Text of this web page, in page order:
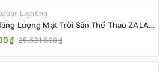
Lighting
Lượng Mặt Trời Sân Thể Thao ZALAA
Nước IP65 Cao Cấp
25.531.500₫